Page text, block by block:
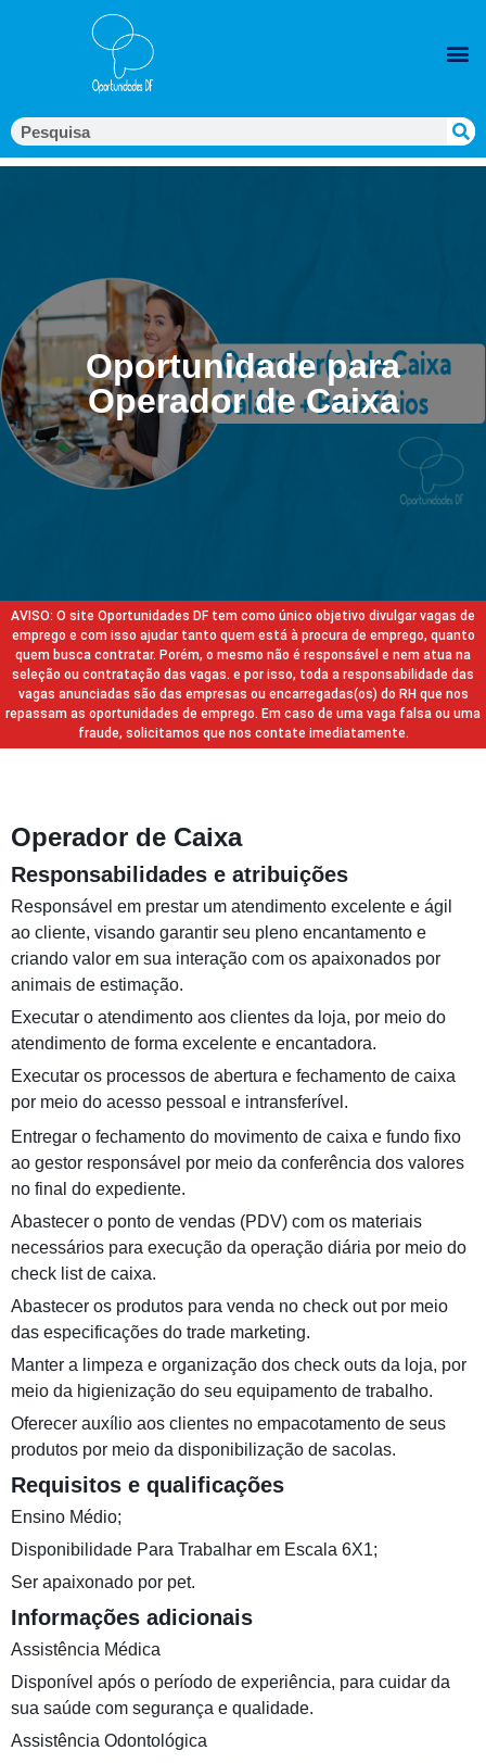
Oportunidade para
Operador de Caixa
AVISO: O site Oportunidades DF tem como único objetivo divulgar vagas de
emprego e com isso ajudar tanto quem está à procura de emprego, quanto
quem busca contratar. Porém, o mesmo não é responsável e nem atua na
seleção ou contratação das vagas. e por isso, toda a responsabilidade das
vagas anunciadas são das empresas ou encarregadas(os) do RH que nos
repassam as oportunidades de emprego. Em caso de uma vaga falsa ou uma
fraude, solicitamos que nos contate imediatamente.
Operador de Caixa
Responsabilidades e atribuições
Responsável em prestar um atendimento excelente e ágil
ao cliente, visando garantir seu pleno encantamento e
criando valor em sua interação com os apaixonados por
animais de estimação.
Executar o atendimento aos clientes da loja, por meio do
atendimento de forma excelente e encantadora.
Executar os processos de abertura e fechamento de caixa
por meio do acesso pessoal e intransferível.
Entregar o fechamento do movimento de caixa e fundo fixo
ao gestor responsável por meio da conferência dos valores
no final do expediente.
Abastecer o ponto de vendas (PDV) com os materiais
necessários para execução da operação diária por meio do
check list de caixa.
Abastecer os produtos para venda no check out por meio
das especificações do trade marketing.
Manter a limpeza e organização dos check outs da loja, por
meio da higienização do seu equipamento de trabalho.
Oferecer auxílio aos clientes no empacotamento de seus
produtos por meio da disponibilização de sacolas.
Requisitos e qualificações
Ensino Médio;
Disponibilidade Para Trabalhar em Escala 6X1;
Ser apaixonado por pet.
Informações adicionais
Assistência Médica
Disponível após o período de experiência, para cuidar da
sua saúde com segurança e qualidade.
Assistência Odontológica